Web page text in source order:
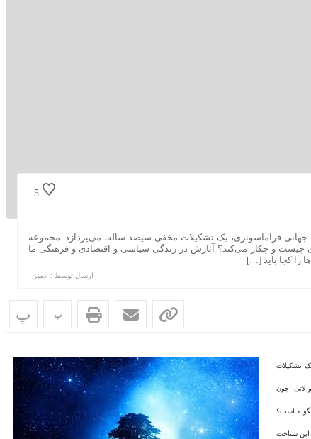
5
فراماسونری، یک تشکیلات مخفی سیصد ساله، می‌پردازد. مجموعه
و چکار می‌کند؟ آثارش در زندگی سیاسی و اقتصادی و فرهنگی ما
را کجا باید […]
ارسال توسط : ادمین
پ پ
تشکیلات
چون
است؟
این شناخت